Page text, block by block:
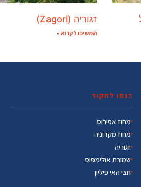
זגוריה (Zagori)
המשיכו לקרוא »
כנסו לחקור
מחוז אפירוס
מחוז מקדוניה
זגוריה
שמורת אולימפוס
חצי האי פיליון